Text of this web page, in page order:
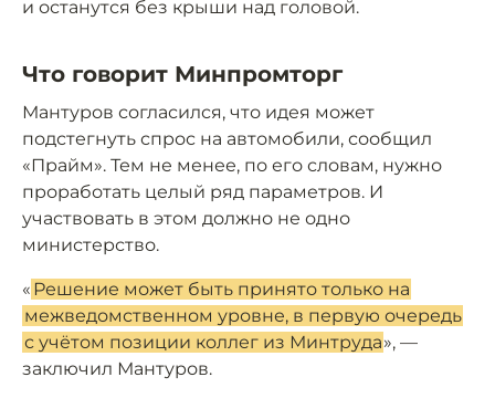
и останутся без крыши над головой.
Что говорит Минпромторг
Мантуров согласился, что идея может
подстегнуть спрос на автомобили, сообщил
«Прайм». Тем не менее, по его словам, нужно
проработать целый ряд параметров. И
участвовать в этом должно не одно
министерство.
« Решение может быть принято только на
межведомственном уровне, в первую очередь
с учётом позиции коллег из Минтруда», —
заключил Мантуров.